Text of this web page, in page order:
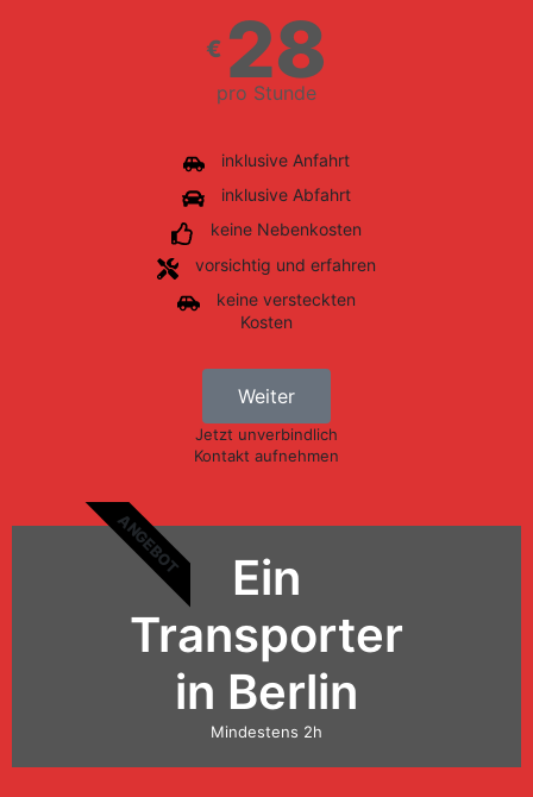
€ 28
pro Stunde
inklusive Anfahrt
inklusive Abfahrt
keine Nebenkosten
vorsichtig und erfahren
keine versteckten
Kosten
Weiter
Jetzt unverbindlich
Kontakt aufnehmen
ANGEBOT
Ein
Transporter
in Berlin
Mindestens 2h